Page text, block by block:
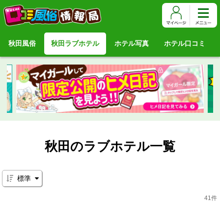
秋田風俗 秋田ラブホテル ホテル写真 ホテル口コミ
秋田のラブホテル一覧
標準
41件